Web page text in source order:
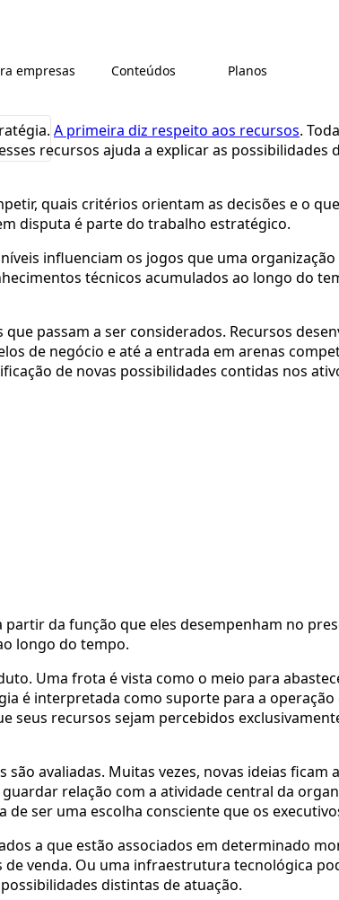
empresas Conteúdos Planos
A primeira diz respeito aos recursos.
recursos ajuda a explicar as
quais critérios orientam as decisões e o
disputa é parte do trabalho estratégico.
influenciam os jogos que uma
técnicos acumulados ao longo do
passam a ser considerados. Recursos
de negócio e até a entrada em arenas
de novas possibilidades contidas nos
da função que eles desempenham no
longo do tempo.
Uma frota é vista como o meio para
é interpretada como suporte para a
recursos sejam percebidos
avaliadas. Muitas vezes, novas ideias
relação com a atividade central da
ser uma escolha consciente que os
a que estão associados em determinado
venda. Ou uma infraestrutura tecnológica
distintas de atuação.